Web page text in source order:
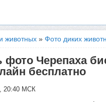
животных » Фото диких
фото Черепаха
бесплатно
20:40 МСК